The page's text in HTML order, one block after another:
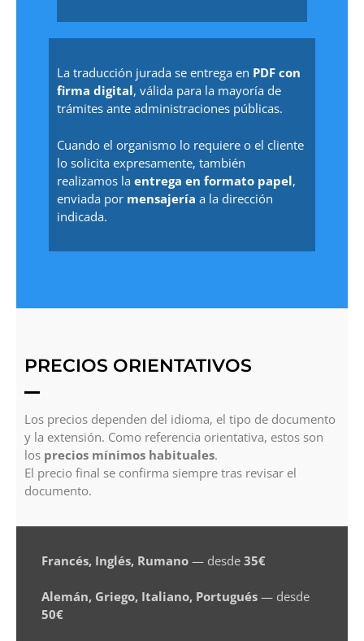
La traducción jurada se entrega en PDF con
firma digital, válida para la mayoría de
trámites ante administraciones públicas.
Cuando el organismo lo requiere o el cliente
lo solicita expresamente, también
realizamos la entrega en formato papel,
enviada por mensajería a la dirección
indicada.
PRECIOS ORIENTATIVOS
Los precios dependen del idioma, el tipo de documento
y la extensión. Como referencia orientativa, estos son
los precios mínimos habituales.
El precio final se confirma siempre tras revisar el
documento.
Francés, Inglés, Rumano — desde 35€
Alemán, Griego, Italiano, Portugués — desde
50€